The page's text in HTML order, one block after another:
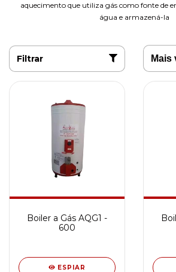
aquecimento que utiliza gás como fonte de
água e armazená-la
Filtrar
Boiler a Gás AQG1 -
600
ESPIAR